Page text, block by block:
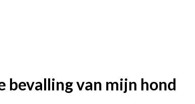
bevalling van mijn hond